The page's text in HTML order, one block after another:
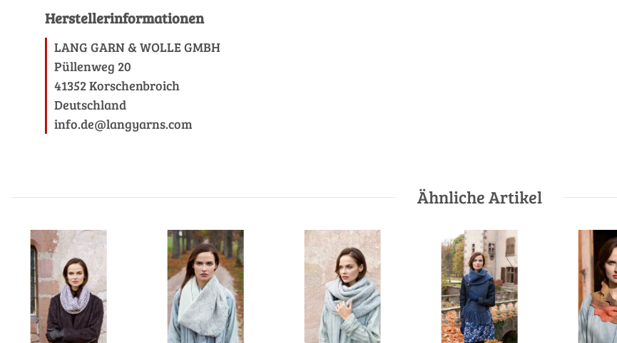
Herstellerinformationen
LANG GARN & WOLLE GMBH
Püllenweg 20
41352 Korschenbroich
Deutschland
info.de@langyarns.com
Ähnliche Artikel